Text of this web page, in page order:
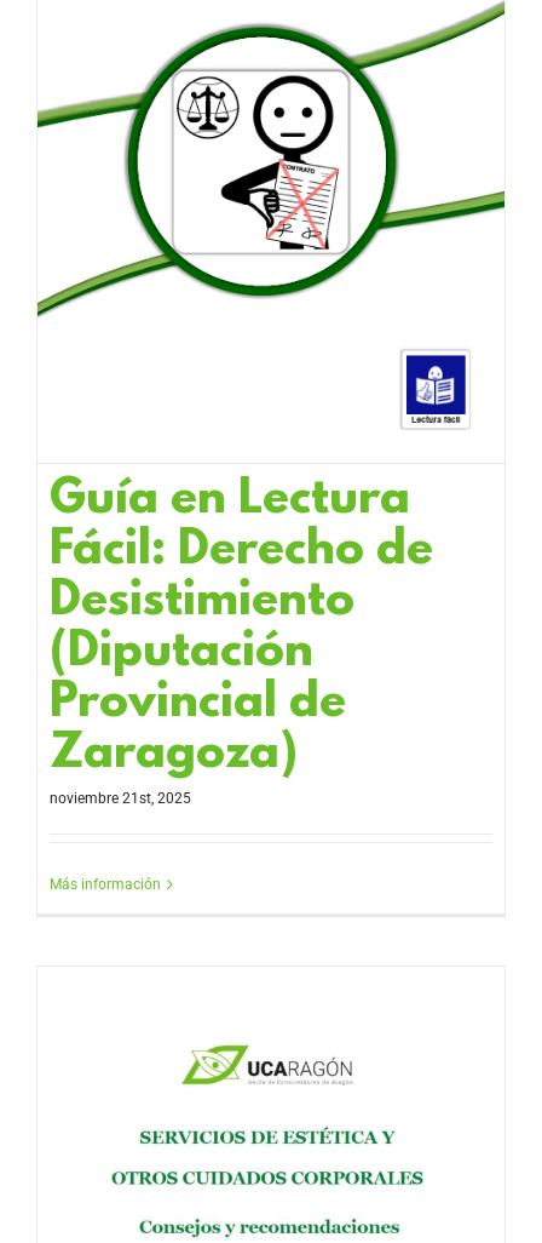
Guía en Lectura
Fácil: Derecho de
Desistimiento
(Diputación
Provincial de
Zaragoza)
noviembre 21st, 2025
Más información